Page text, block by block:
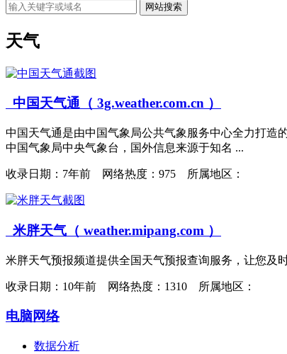
网站搜索
天气
中国天气通（ 3g.weather.com.cn ）
中国天气通是由中国气象局公共气象服务中心全力打造
中国气象局中央气象台，国外信息来源于知名 ...
收录日期： 7年前 网络热度：975 所属地区：
米胖天气（ weather.mipang.com ）
米胖天气预报频道提供全国天气预报查询服务，让您及
收录日期： 10年前 网络热度：1310 所属地区：
电脑网络
数据分析